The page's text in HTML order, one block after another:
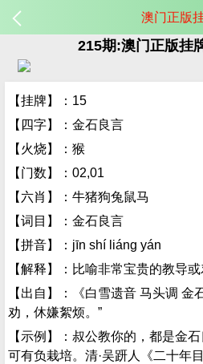
澳门正版
215期:澳门正版挂
【挂牌】：15
【四字】：金石良言
【火烧】：猴
【门数】：02,01
【六肖】：牛猪狗兔鼠马
【词目】：金石良言
【拼音】：jīn shí liáng yán
【解释】：比喻非常宝贵的教导
【出自】：《白雪遗音 马头调 金
劝，休嫌絮烦。”
【示例】：叔公教你的，都是金
可有负栽培。清·吴趼人《二十年